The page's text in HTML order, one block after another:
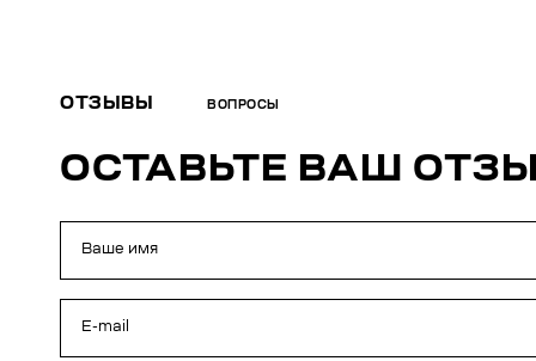
ОТЗЫВЫ ВОПРОСЫ
ОСТАВЬТЕ ВАШ